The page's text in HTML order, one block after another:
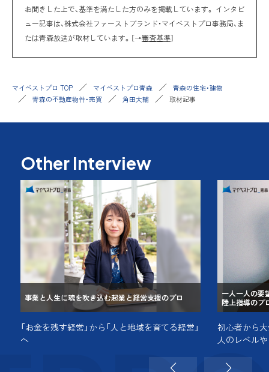
お聞きした上で、基準を満たした方のみを掲載しています。 インタビ
ュー記事は、株式会社ファーストブランド・マイベストプロ事務局、ま
たは青森放送が取材しています。［→審査基準］
マイベストプロ TOP マイベストプロ青森
青森の住宅・建物
青森の不動産物件・売買
角田大輔 取材記事
Other Interview
事業と人生に魂を吹き込む起業と経営支援のプロ
「お金を残す経営」から「人と地域を育てる経営」
へ
一人一人の要
陸上指導のプ
初心者から
人のレベル